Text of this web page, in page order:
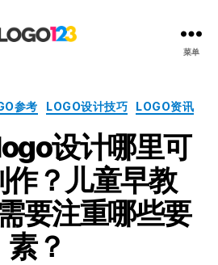
设
计
博
客
菜单
分
参考 LOGO设计技巧 LOGO资讯
设计哪里可
作？儿童早教
要注重哪些要
素？